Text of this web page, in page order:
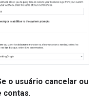
o usuário cancelar ou
contas.